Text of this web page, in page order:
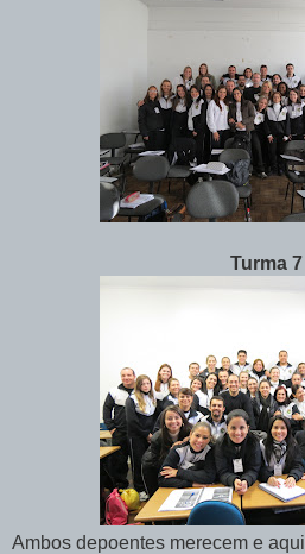
Turma 7
Ambos depoentes merecem e aqui